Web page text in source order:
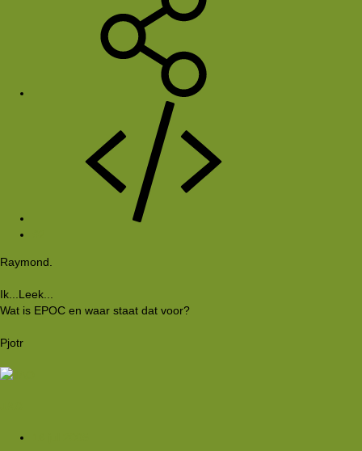
Raymond.
Ik...Leek...
Wat is EPOC en waar staat dat voor?
Pjotr